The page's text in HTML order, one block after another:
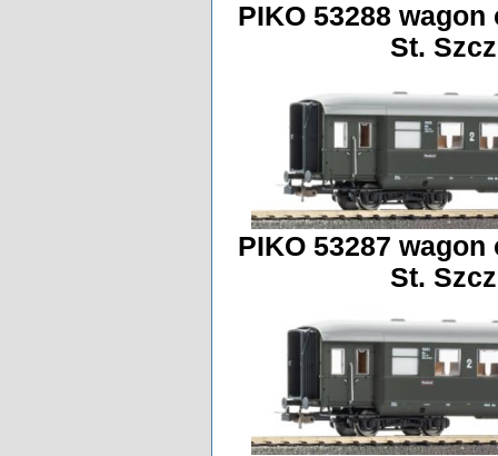
PIKO 53288
St.
PIKO 53287
St.